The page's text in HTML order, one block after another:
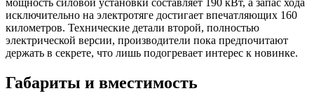
исключительно на электротяге достигает впечатляющих 160
километров. Технические детали второй, полностью
электрической версии, производители пока предпочитают
держать в секрете, что лишь подогревает интерес к новинке.
Габариты и вместимость